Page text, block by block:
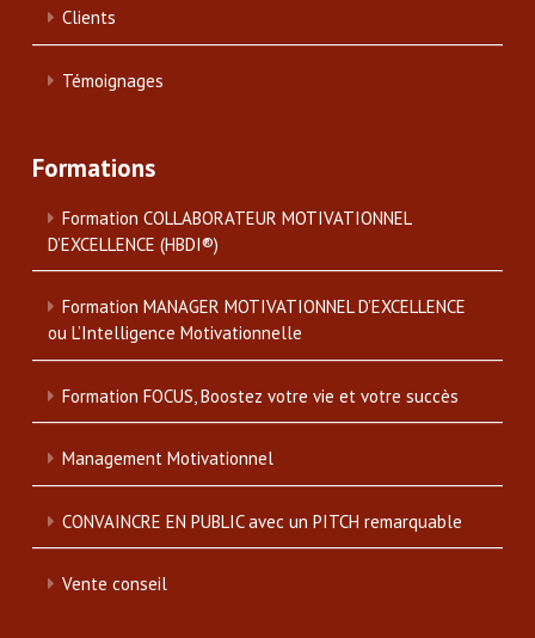
Clients
Témoignages
Formations
Formation COLLABORATEUR MOTIVATIONNEL
D’EXCELLENCE (HBDI®)
Formation MANAGER MOTIVATIONNEL D’EXCELLENCE
ou L’Intelligence Motivationnelle
Formation FOCUS, Boostez votre vie et votre succès
Management Motivationnel
CONVAINCRE EN PUBLIC avec un PITCH remarquable
Vente conseil